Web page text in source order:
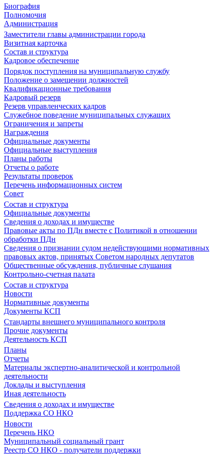
Биография
Полномочия
Администрация
Заместители главы администрации города
Визитная карточка
Состав и структура
Кадровое обеспечение
Порядок поступления на муниципальную службу
Положение о замещении должностей
Квалификационные требования
Кадровый резерв
Резерв управленческих кадров
Служебное поведение муниципальных служащих
Ограничения и запреты
Награждения
Официальные документы
Официальные выступления
Планы работы
Отчеты о работе
Результаты проверок
Перечень информационных систем
Совет
Состав и структура
Официальные документы
Сведения о доходах и имуществе
Правовые акты по ПДн вместе с Политикой в отношении
обработки ПДн
Сведения о признании судом недействующими нормативных
правовых актов, принятых Советом народных депутатов
Общественные обсуждения, публичные слушания
Контрольно-счетная палата
Состав и структура
Новости
Нормативные документы
Документы КСП
Стандарты внешнего муниципального контроля
Прочие документы
Деятельность КСП
Планы
Отчеты
Материалы экспертно-аналитической и контрольной
деятельности
Доклады и выступления
Иная деятельность
Сведения о доходах и имуществе
Поддержка СО НКО
Новости
Перечень НКО
Муниципальный социальный грант
Реестр СО НКО - получатели поддержки